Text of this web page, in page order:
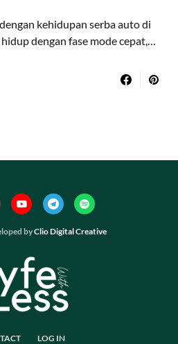
kehidupan serba auto di
dengan fase mode cepat,…
byClio Digital Creative
LOG IN